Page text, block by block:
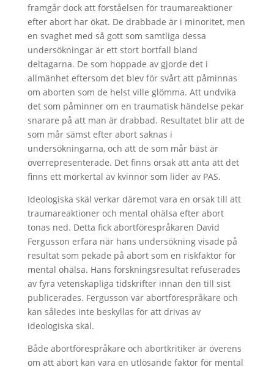
framgår dock att förståelsen för traumareaktioner
efter abort har ökat. De drabbade är i minoritet, men
en svaghet med så gott som samtliga dessa
undersökningar är ett stort bortfall bland
deltagarna. De som hoppade av gjorde det i
allmänhet eftersom det blev för svårt att påminnas
om aborten som de helst ville glömma. Att undvika
det som påminner om en traumatisk händelse pekar
snarare på att man är drabbad. Resultatet blir att de
som mår sämst efter abort saknas i
undersökningarna, och att de som mår bäst är
överrepresenterade. Det finns orsak att anta att det
finns ett mörkertal av kvinnor som lider av PAS.
Ideologiska skäl verkar däremot vara en orsak till att
traumareaktioner och mental ohälsa efter abort
tonas ned. Detta fick abortförespråkaren David
Fergusson erfara när hans undersökning visade på
resultat som pekade på abort som en riskfaktor för
mental ohälsa. Hans forskningsresultat refuserades
av fyra vetenskapliga tidskrifter innan den till sist
publicerades. Fergusson var abortförespråkare och
kan således inte beskyllas för att drivas av
ideologiska skäl.
Både abortförespråkare och abortkritiker är överens
om att abort kan vara en utlösande faktor för mental